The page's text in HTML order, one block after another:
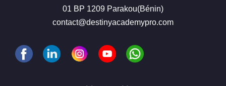
01 BP 1209 Parakou(Bénin)
contact@destinyacademypro.com